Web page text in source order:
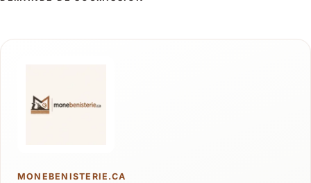
MONEBENISTERIE.CA